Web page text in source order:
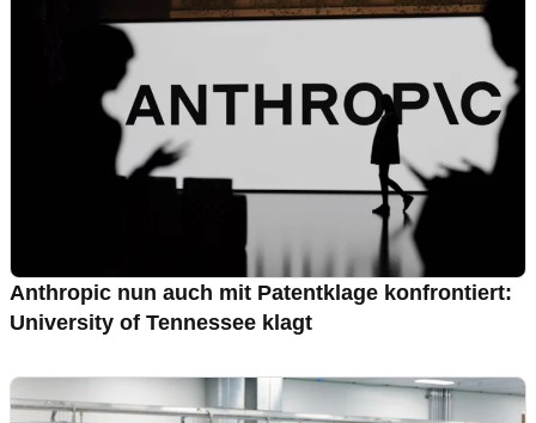
Anthropic nun auch mit Patentklage konfrontiert:
University of Tennessee klagt